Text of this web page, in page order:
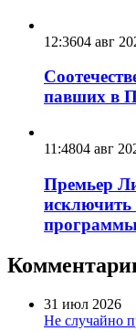
12:3604 авг
павших в
11:4804 авг
Премьер
31 июл 2026
Не случайно